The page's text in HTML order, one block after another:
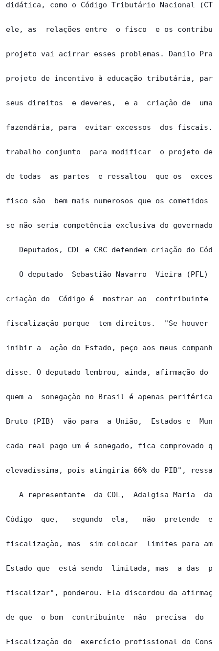
didática, como o Código Tributário Nacional
ele, as  relações entre  o fisco  e os
projeto vai acirrar esses problemas. Danilo
projeto de incentivo à educação tributária, para
seus direitos  e deveres,  e a  criação de
fazendária, para  evitar excessos  dos fiscais.
trabalho conjunto  para modificar  o projeto de
de todas  as partes  e ressaltou  que os
fisco são  bem mais numerosos que os
se não seria competência exclusiva do
Deputados, CDL e CRC defendem criação do
O deputado  Sebastião Navarro  Vieira (PFL)
criação do  Código é  mostrar ao  contribuinte
fiscalização porque  tem direitos.  "Se houver
inibir a  ação do Estado, peço aos meus
disse. O deputado lembrou, ainda, afirmação do
quem a  sonegação no Brasil é apenas
Bruto (PIB)  vão para  a União,  Estados e
cada real pago um é sonegado, fica comprovado
elevadíssima, pois atingiria 66% do PIB",
A representante  da CDL,  Adalgisa Maria  da
Código  que,   segundo  ela,   não  pretende
fiscalização, mas  sim colocar  limites para
Estado que  está sendo  limitada, mas  a das
fiscalizar", ponderou. Ela discordou da
de que  o bom  contribuinte  não  precisa  do
Fiscalização do  exercício profissional do